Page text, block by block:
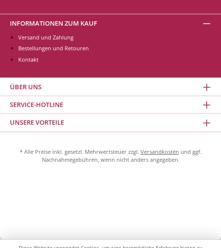
INFORMATIONEN ZUM KAUF
Versand und Zahlung
Bestellungen und Retouren
Kontakt
ÜBER UNS
SERVICE-HOTLINE
UNSERE VORTEILE
* Alle Preise inkl. gesetzl. Mehrwertsteuer zzgl. Versandkosten und ggf.
Nachnahmegebühren, wenn nicht anders angegeben.